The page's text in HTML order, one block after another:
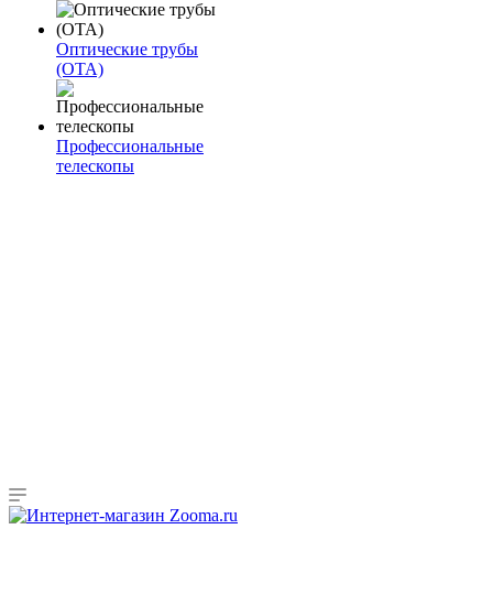
Оптические трубы
(OTA)
Профессиональные
телескопы